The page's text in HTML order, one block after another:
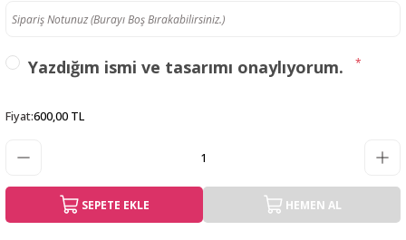
Yazdığım ismi ve tasarımı onaylıyorum. *
Fiyat:600,00 TL
SEPETE EKLE HEMEN AL